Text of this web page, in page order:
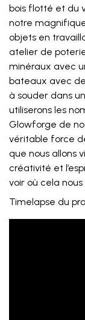
bois flotté et du
notre
objets en
atelier de
minéraux avec
bateaux avec
à souder dans
utiliserons les
Glowforge de
véritable force
que nous allons
créativité et
voir où cela
Timelapse du